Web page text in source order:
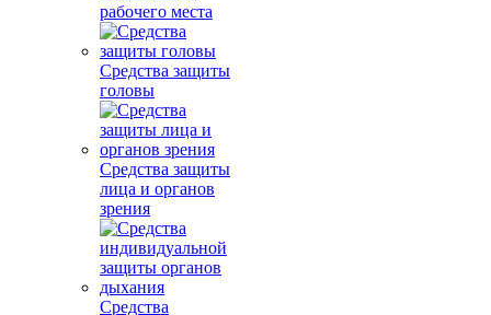
рабочего места
Средства защиты
головы
Средства защиты
лица и органов
зрения
Средства